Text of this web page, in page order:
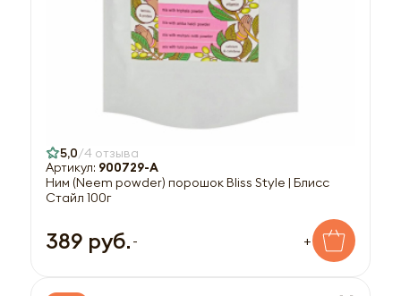
5,0 4 отзыва
Артикул: 900729-A
Ним (Neem powder) порошок Bliss Style | Блисс
Стайл 100г
389 руб. - +